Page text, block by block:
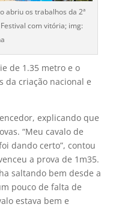
abriu os trabalhos da 2ª
com vitória; img:
de 1.35 metro e o
da criação nacional e
explicando que
“Meu cavalo de
dando certo”, contou
a prova de 1m35.
saltando bem desde a
pouco de falta de
estava bem e